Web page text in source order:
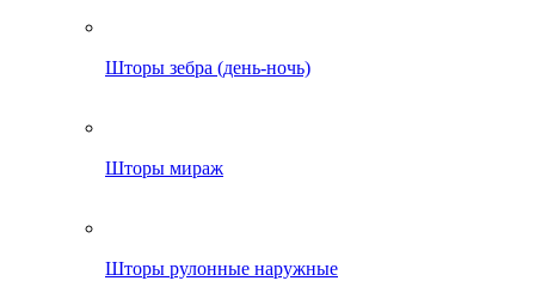
Шторы зебра (день-ночь)
Шторы мираж
Шторы рулонные наружные